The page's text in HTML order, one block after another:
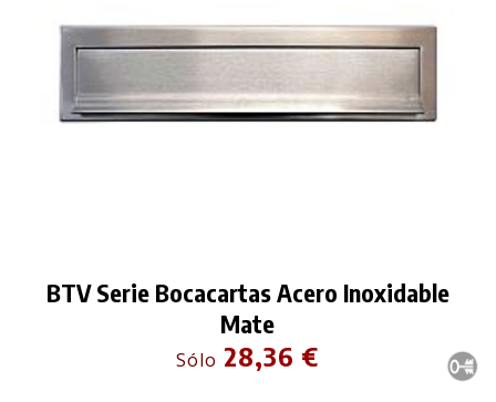
BTV Serie Bocacartas Acero Inoxidable
Mate
Sólo 28,36 €